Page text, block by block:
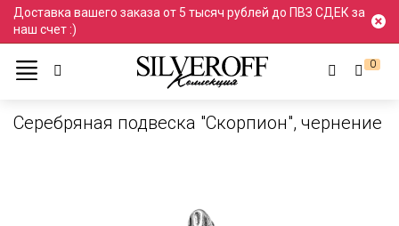
Доставка вашего заказа от 5 тысяч рублей до ПВЗ СДЕК за
наш счет :)
0
Каталог
Подвески и кулоны Подвески
Серебряная подвеска "Скорпион", чернение